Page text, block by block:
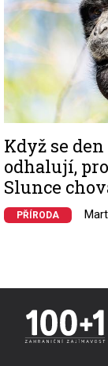
Když se
odhalují,
Slunce
PŘÍRODA